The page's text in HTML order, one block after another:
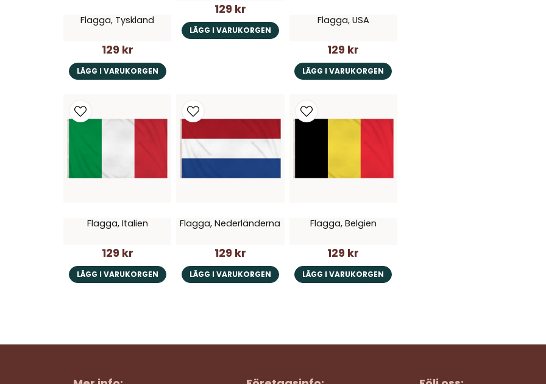
Flagga, Tyskland
129 kr
LÄGG I VARUKORGEN
129 kr
LÄGG I VARUKORGEN
Flagga, USA
129 kr
LÄGG I VARUKORGEN
Flagga, Italien
129 kr
LÄGG I VARUKORGEN
Flagga, Nederländerna
129 kr
LÄGG I VARUKORGEN
Flagga, Belgien
129 kr
LÄGG I VARUKORGEN